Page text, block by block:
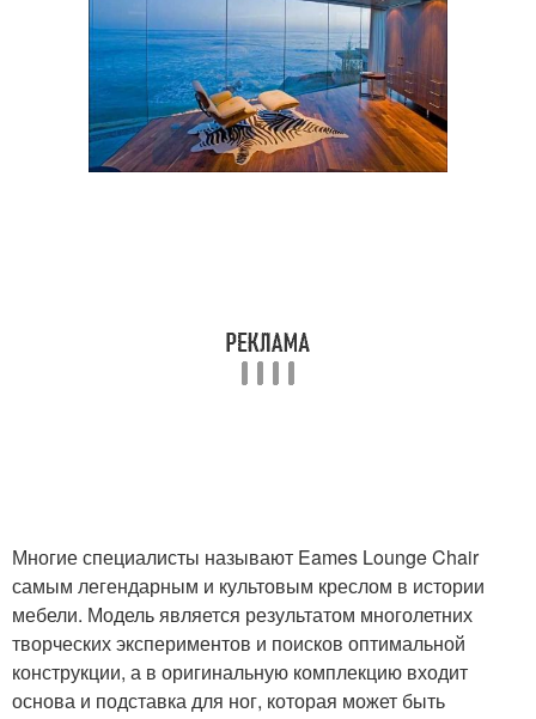
Многие специалисты называют Eames Lounge Chair
самым легендарным и культовым креслом в истории
мебели. Модель является результатом многолетних
творческих экспериментов и поисков оптимальной
конструкции, а в оригинальную комплекцию входит
основа и подставка для ног, которая может быть